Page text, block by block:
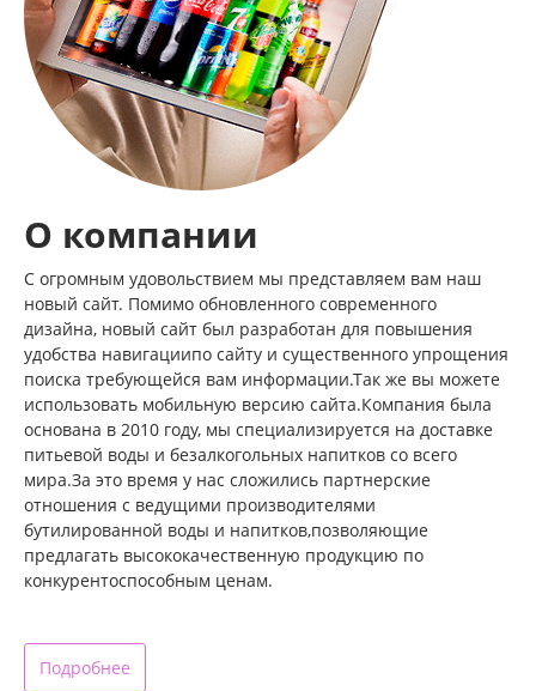
О компании
С огромным удовольствием мы представляем вам наш
новый сайт. Помимо обновленного современного
дизайна, новый сайт был разработан для повышения
удобства навигациипо сайту и существенного упрощения
поиска требующейся вам информации.Так же вы можете
использовать мобильную версию сайта.Компания была
основана в 2010 году, мы специализируется на доставке
питьевой воды и безалкогольных напитков со всего
мира.За это время у нас сложились партнерские
отношения с ведущими производителями
бутилированной воды и напитков,позволяющие
предлагать высококачественную продукцию по
конкурентоспособным ценам.
Подробнее